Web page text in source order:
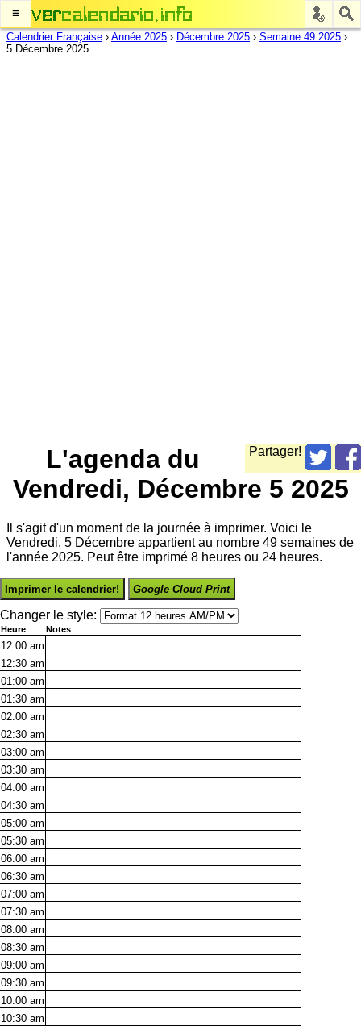
≡
Calendrier Française › Année 2025 › Décembre 2025 › Semaine 49 2025 ›
5 Décembre 2025
Partager!
L'agenda du
Vendredi, Décembre 5 2025
Il s'agit d'un moment de la journée à imprimer. Voici le
Vendredi, 5 Décembre appartient au nombre 49 semaines de
l'année 2025. Peut être imprimé 8 heures ou 24 heures.
Imprimer le calendrier! Google Cloud Print
Changer le style:
Heure Notes
12:00 am
12:30 am
01:00 am
01:30 am
02:00 am
02:30 am
03:00 am
03:30 am
04:00 am
04:30 am
05:00 am
05:30 am
06:00 am
06:30 am
07:00 am
07:30 am
08:00 am
08:30 am
09:00 am
09:30 am
10:00 am
10:30 am